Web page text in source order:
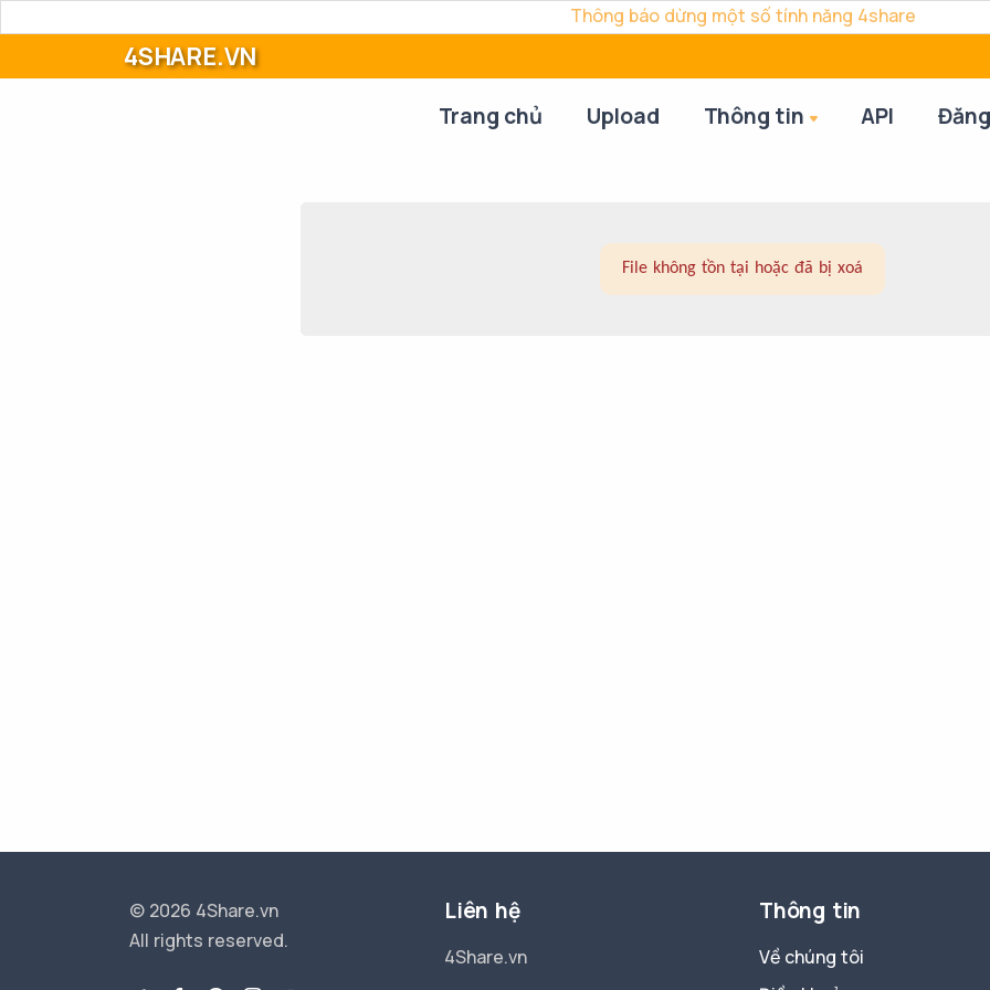
Thông báo dừng một số tính năng 4share
4SHARE.VN
Trang chủ Upload Thông tin API
File không tồn tại hoặc đã bị xoá
© 2026 4Share.vn
All rights reserved.
Liên hệ
4Share.vn
Thông tin
Về chúng tôi